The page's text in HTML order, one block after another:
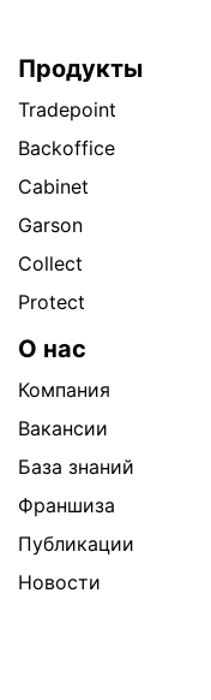
Продукты
Tradepoint
Backoffice
Cabinet
Garson
Collect
Protect
О нас
Компания
Вакансии
База знаний
Франшиза
Публикации
Новости